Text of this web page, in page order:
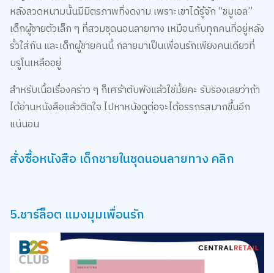
หลังลวดหนามนั้นมีมิตรภาพที่งดงาม เพราะเขาได้รู้จัก “ชมูเอล”
เด็กผู้ชายตัวเล็ก ๆ ที่สวมชุดนอนลายทาง เหมือนกับทุกคนที่อยู่หลัง
รั้วใส่กัน และเด็กผู้ชายคนนี้ กลายมาเป็นเพื่อนรักเพียงคนเดียวที่
บรูโนเหลืออยู่
สำหรับเนื้อเรื่องคร่าว ๆ ก็เศร้าตับพังแล้วใช่มั้ยคะ รับรองเลยว่าถ้า
ได้อ่านหนังสือแล้วติดใจ ไปหาหนังดูต่อจะได้อรรถรสมากขึ้นอีก
แน่นอน
สั่งซื้อหนังสือ เด็กชายในชุดนอนลายทาง คลิก
5.ชาร์ล็อต แมงมุมเพื่อนรัก